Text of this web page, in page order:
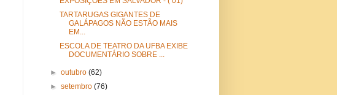
TARTARUGAS GIGANTES DE
GALÁPAGOS NÃO ESTÃO MAIS
EM...
ESCOLA DE TEATRO DA UFBA EXIBE
DOCUMENTÁRIO SOBRE ...
►outubro(62)
►setembro(76)